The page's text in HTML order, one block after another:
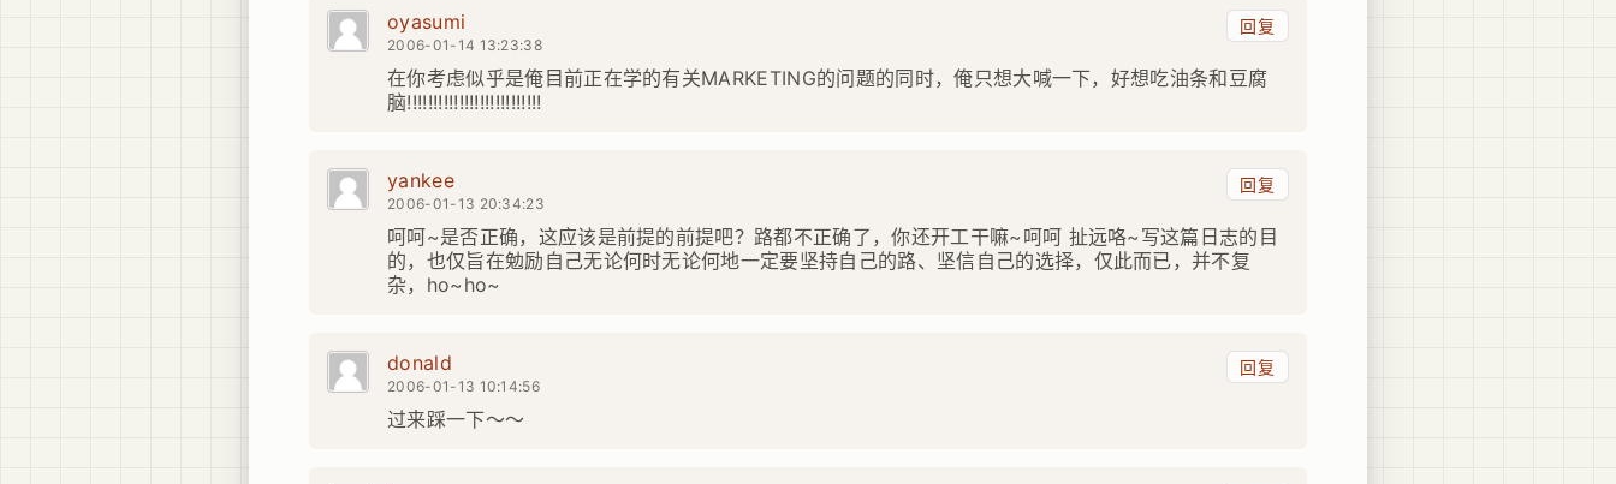
回复
oyasumi
2006-01-14 13:23:38
在你考虑似乎是俺目前正在学的有关MARKETING的问题的同时，俺只想大喊一下，好想吃油条和豆腐
脑!!!!!!!!!!!!!!!!!!!!!!!!!!
回复
yankee
2006-01-13 20:34:23
呵呵~是否正确，这应该是前提的前提吧？路都不正确了，你还开工干嘛~呵呵 扯远咯~写这篇日志的目
的，也仅旨在勉励自己无论何时无论何地一定要坚持自己的路、坚信自己的选择，仅此而已，并不复
杂，ho~ho~
回复
donald
2006-01-13 10:14:56
过来踩一下～～